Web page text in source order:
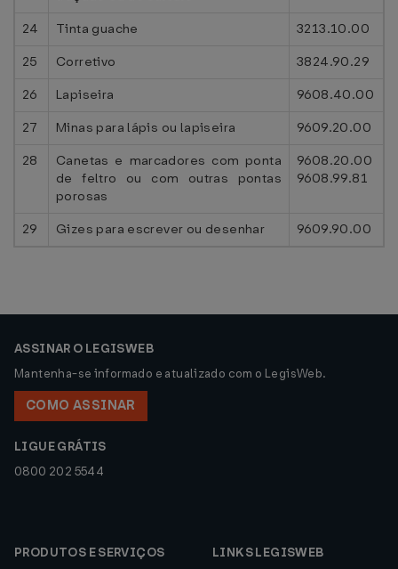
24 Tinta guache
3213.10.00
25
Corretivo
3824.90.29
26
Lapiseira
9608.40.00
27
Minas para lápis ou lapiseira
9609.20.00
28
Canetas e marcadores com ponta
de feltro ou com outras pontas
porosas
9608.20.00
9608.99.81
29 Gizes para escrever ou desenhar 9609.90.00
ASSINAR O LEGISWEB
Mantenha-se informado e atualizado com o LegisWeb.
COMO ASSINAR
LIGUE GRÁTIS
0800 202 5544
PRODUTOS E SERVIÇOS
LINKS LEGISWEB